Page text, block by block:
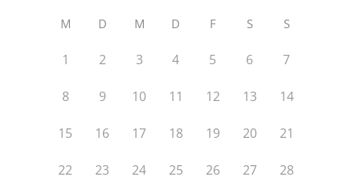
M D M D F S S
1 2 3 4 5 6 7
8 9 10 11 12 13 14
15 16 17 18 19 20 21
22 23 24 25 26 27 28